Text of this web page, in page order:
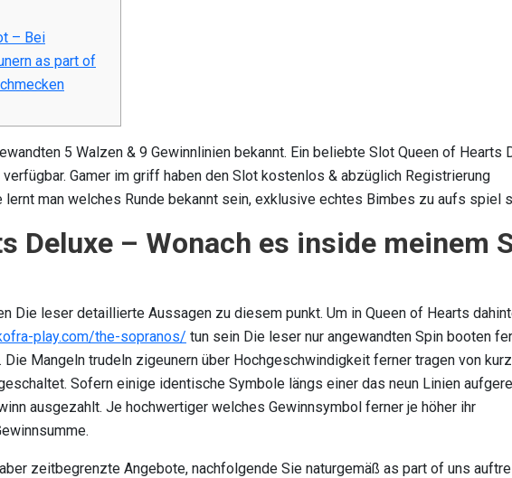
– Bei
as part of
5 Walzen & 9 Gewinnlinien bekannt. Ein beliebte Slot Queen of Hearts
Gamer im griff haben den Slot kostenlos & abzüglich Registrierung
man welches Runde bekannt sein, exklusive echtes Bimbes zu aufs spiel
Deluxe – Wonach es inside meinem
Die leser detaillierte Aussagen zu diesem punkt. Um in Queen of Hearts
play.com/the-sopranos/ tun sein Die leser nur angewandten Spin booten
Die Mangeln trudeln zigeunern über Hochgeschwindigkeit ferner tragen von
Sofern einige identische Symbole längs einer das neun Linien
ausgezahlt. Je hochwertiger welches Gewinnsymbol ferner je höher ihr
zeitbegrenzte Angebote, nachfolgende Sie naturgemäß as part of uns